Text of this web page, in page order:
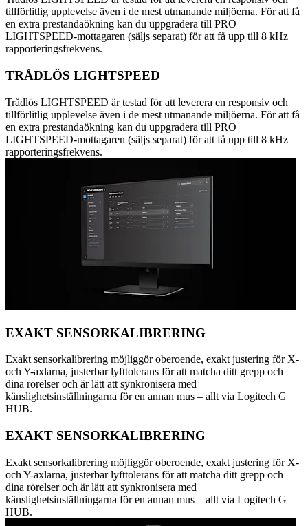
tillförlitlig upplevelse även i de mest utmanande miljöerna. För att få
en extra prestandaökning kan du uppgradera till PRO
LIGHTSPEED-mottagaren (säljs separat) för att få upp till 8 kHz
rapporteringsfrekvens.
TRÅDLÖS LIGHTSPEED
Trådlös LIGHTSPEED är testad för att leverera en responsiv och
tillförlitlig upplevelse även i de mest utmanande miljöerna. För att få
en extra prestandaökning kan du uppgradera till PRO
LIGHTSPEED-mottagaren (säljs separat) för att få upp till 8 kHz
rapporteringsfrekvens.
EXAKT SENSORKALIBRERING
Exakt sensorkalibrering möjliggör oberoende, exakt justering för X-
och Y-axlarna, justerbar lyfttolerans för att matcha ditt grepp och
dina rörelser och är lätt att synkronisera med
känslighetsinställningarna för en annan mus – allt via Logitech G
HUB.
EXAKT SENSORKALIBRERING
Exakt sensorkalibrering möjliggör oberoende, exakt justering för X-
och Y-axlarna, justerbar lyfttolerans för att matcha ditt grepp och
dina rörelser och är lätt att synkronisera med
känslighetsinställningarna för en annan mus – allt via Logitech G
HUB.